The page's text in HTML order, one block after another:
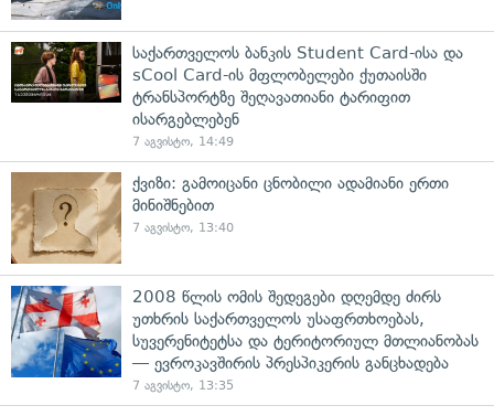
საქართველოს ბანკის Student Card-ისა და
sCool Card-ის მფლობელები ქუთაისში
ტრანსპორტზე შეღავათიანი ტარიფით
ისარგებლებენ
7 აგვისტო, 14:49
ქვიზი: გამოიცანი ცნობილი ადამიანი ერთი
მინიშნებით
7 აგვისტო, 13:40
2008 წლის ომის შედეგები დღემდე ძირს
უთხრის საქართველოს უსაფრთხოებას,
სუვერენიტეტსა და ტერიტორიულ მთლიანობას
— ევროკავშირის პრესპიკერის განცხადება
7 აგვისტო, 13:35